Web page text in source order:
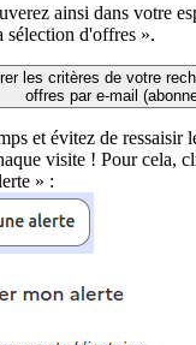
ainsi dans votre
sélection d'offres ».
les critères de votre
offres par e-mail
et évitez de ressaisir
visite ! Pour cela,
» :